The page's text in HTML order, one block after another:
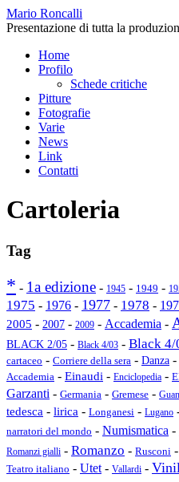
Mario Roncalli
Presentazione di tutta la
Home
Profilo
Schede critiche
Pitture
Fotografie
Varie
News
Link
Contatti
Cartoleria
Tag
* - 1a edizione - 1945 - 1949 -
1975 - 1976 - 1977 - 1978 -
2005 - 2007 - 2009 - Accademia -
BLACK 2/05 - Black 4/03 - Black 4/
cartaceo - Corriere della sera - Danza -
Accademia - Einaudi - Enciclopedia -
Garzanti - Germania - Gremese -
tedesca - lirica - Longanesi - Lugano
narratori del mondo - Numismatica -
Romanzi gialli - Romanzo - Rusconi -
Teatro italiano - Utet - Vallardi -